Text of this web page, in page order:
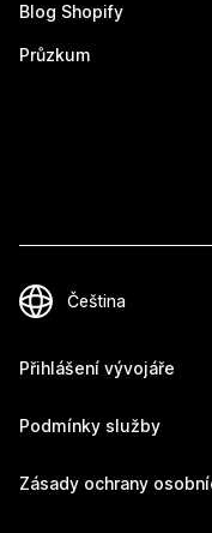
Blog Shopify
Průzkum
Přihlášení vývojáře
Podmínky služby
Zásady ochrany